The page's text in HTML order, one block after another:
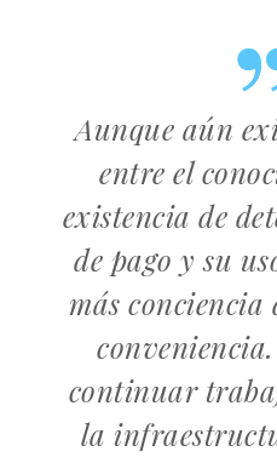
Aunque aún
entre el
existencia de
de pago y su
más
continuar
la